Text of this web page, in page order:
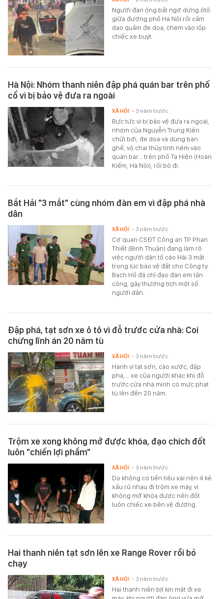
Người đàn ông bất ngờ dừng ôtô
giữa đường phố Hà Nội rồi cầm
dao quắm đe dọa, chém vào lốp
chiếc xe buýt.
Hà Nội: Nhóm thanh niên đập phá quán bar trên phố
cổ vì bị bảo vệ đưa ra ngoài
Bực tức vì bị bảo vệ đưa ra ngoài,
nhóm của Nguyễn Trung Kiên
chửi bới, đe dọa và dùng bàn
ghế, vỏ chai thủy tinh ném vào
quán bar… trên phố Tạ Hiện (Hoàn
Kiếm, Hà Nội), rồi bỏ đi.
XÃ HỘI - 3 năm trước
Bắt Hải "3 mắt" cùng nhóm đàn em vì đập phá nhà
dân
Cơ quan CSĐT Công an TP Phan
Thiết (Bình Thuận) đang làm rõ
việc người dân tố cáo Hải 3 mắt
trong lúc bảo vệ đất cho Công ty
Bạch Hồ đã chỉ đạo đàn em tấn
công, gây thương tích một số
người dân.
XÃ HỘI - 3 năm trước
Đập phá, tạt sơn xe ô tô vì đỗ trước cửa nhà: Coi
chừng lĩnh án 20 năm tù
Hành vi tạt sơn, cào xước, đập
phá,... xe của người khác khi đỗ
trước cửa nhà mình có mức phạt
tù lên đến 20 năm.
XÃ HỘI - 3 năm trước
Trộm xe xong không mở được khóa, đạo chích đốt
luôn "chiến lợi phẩm"
Do không có tiền tiêu xài nên 4 kẻ
xấu rủ nhau đi trộm xe máy, vì
không mở khóa được nên đốt
luôn chiếc xe bên vệ đường.
XÃ HỘI - 3 năm trước
Hai thanh niên tạt sơn lên xe Range Rover rồi bỏ
chạy
Hai thanh niên bịt kín mặt đi xe
XÃ HỘI - 3 năm trước